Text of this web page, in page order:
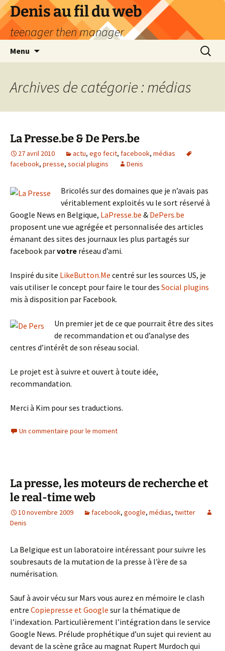
Aller
au
contenu
Denis au fil du web
teenager then manager
Menu
Archives de catégorie : médias
La Presse.be & De Pers.be
27 avril 2010 actu, ego fecit, facebook, médias
facebook, presse, social plugins Denis
Bricolés sur des domaines que je n’avais pas
véritablement exploités vu le sort réservé à
Google News en Belgique, LaPresse.be & DePers.be
proposent une vue agrégée et personnalisée des articles
émanant des sites des journaux les plus partagés sur
facebook parvotre réseau d’ami.
Inspiré du site LikeButton.Me centré sur les sources US, je
vais utiliser le concept pour faire le tour des Social plugins
mis à disposition par Facebook.
Un premier jet de ce que pourrait être des sites
de recommandation et ou d’analyse des
centres d’intérêt de son réseau social.
Le projet est à suivre et ouvert à toute idée,
recommandation.
Merci à Kim pour ses traductions.
Un commentaire pour le moment
La presse, les moteurs de recherche et
le real-time web
10 novembre 2009 facebook, google, médias, twitter
Denis
La Belgique est un laboratoire intéressant pour suivre les
soubresauts de la mutation de la presse à l’ère de sa
numérisation.
Sauf à avoir vécu sur Mars vous aurez en mémoire le clash
entre Copiepresse et Google sur la thématique de
l’indexation. Particulièrement l’intégration dans le service
Google News. Prélude prophétique d’un sujet qui revient au
devant de la scène grâce au magnat Rupert Murdoch qui